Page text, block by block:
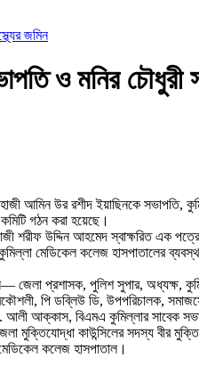
জমিন
ও মনির
হাজী আমিন উর রশীদ ইয়াছিনকে
গঠন করা হয়েছে।
উদ্দিন আহমেদ স্বাক্ষরিত এক পত্রে
মেডিকেল কলেজ হাসপাতালের
জেলা প্রশাসক, পুলিশ সুপার, অধ্যক্ষ,
প্রকৌশলী, পি ডব্লিউ ডি, উপপরিচালক,
আক্কাস, বিএমএ কুমিল্লার সাবেক
মুক্তিযোদ্ধা কাউন্সিলের সদস্য বীর
কলেজ হাসপাতাল।